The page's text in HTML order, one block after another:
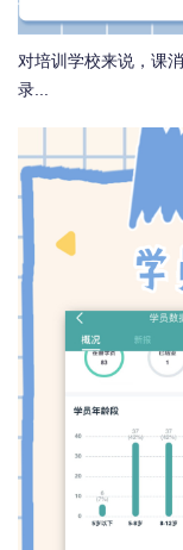
对培训学校来说，课
录...